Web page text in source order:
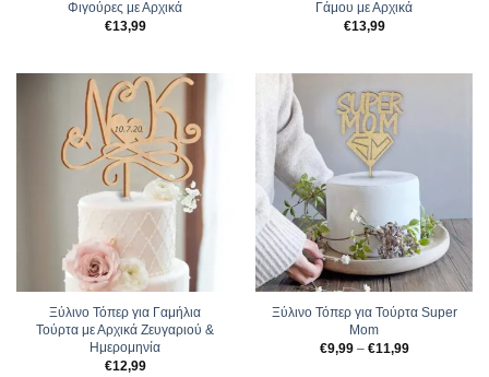
Φιγούρες με Αρχικά
€13,99
Γάμου με Αρχικά
€13,99
Ξύλινο Τόπερ για Γαμήλια
Τούρτα με Αρχικά Ζευγαριού &
Ημερομηνία
€12,99
Ξύλινο Τόπερ για Τούρτα Super
Mom
€9,99 – €11,99Price